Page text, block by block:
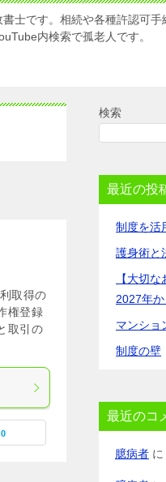
士です。相続や各種許認可
内検索で孤老人です。
取得の
権登録
取引の
0
検索
最近の投
制度を活
護身術と
【大切
2027年
マンショ
制度の壁
最近のコ
臆病者 に